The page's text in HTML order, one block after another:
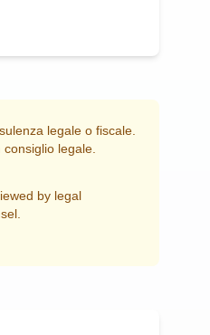
legale o fiscale.
legale.
by legal